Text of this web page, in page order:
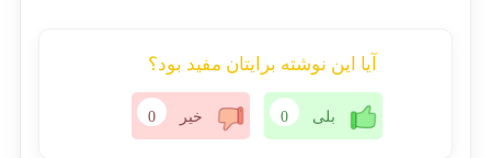
آیا این نوشته برایتان مفید بود؟
بلی 0 خیر 0